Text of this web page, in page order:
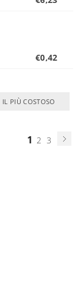
€0,42
IL PIÙ COSTOSO
1 2 3